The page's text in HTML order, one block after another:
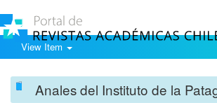
View Item
Anales del Instituto de la